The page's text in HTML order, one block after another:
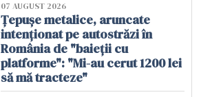
07 AUGUST 2026
Țepușe metalice, aruncate
intenționat pe autostrăzi în
România de "baieții cu
platforme": "Mi-au cerut 1200 lei
să mă tracteze"